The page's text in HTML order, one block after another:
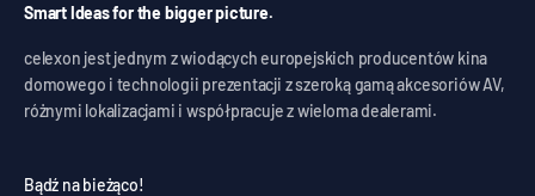
Smart Ideas for the bigger picture.
celexon jest jednym z wiodących europejskich producentów kina
domowego i technologii prezentacji z szeroką gamą akcesoriów AV,
różnymi lokalizacjami i współpracuje z wieloma dealerami.
Bądź na bieżąco!